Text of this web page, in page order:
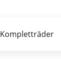
Kompletträder